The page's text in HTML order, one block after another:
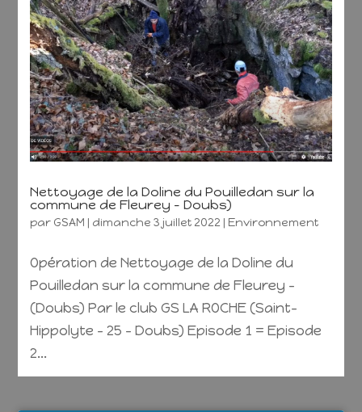
Nettoyage de la Doline du Pouilledan sur la
commune de Fleurey – Doubs)
par GSAM dimanche 3 juillet 2022 Environnement
Opération de Nettoyage de la Doline du
Pouilledan sur la commune de Fleurey –
(Doubs) Par le club GS LA ROCHE (Saint-
Hippolyte – 25 – Doubs) Episode 1 = Episode
2...